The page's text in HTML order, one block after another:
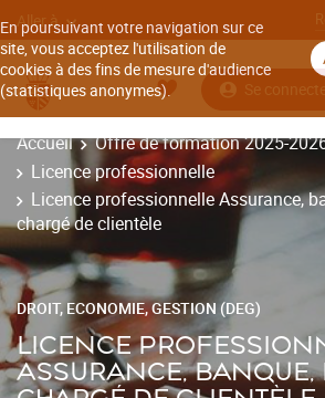
En poursuivant votre navigation sur ce
site, vous acceptez l'utilisation de
cookies à des fins de mesure d'audience
(statistiques anonymes).
Aller à
Se
Accueil
Offre de formation 2025-
Licence professionnelle
Licence professionnelle Assurance,
chargé de clientèle
DROIT, ECONOMIE, GESTION (DEG)
LICENCE
ASSURANCE,